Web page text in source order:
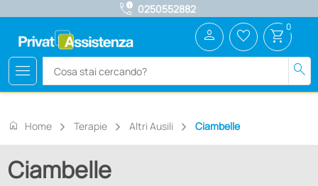
call_quality 0250552882
menu search
person favorite_border shopping_cart 0
home Home Terapie Altri Ausili Ciambelle
Ciambelle